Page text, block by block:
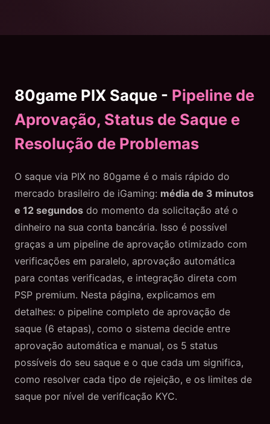
80game PIX Saque - Pipeline de
Aprovação, Status de Saque e
Resolução de Problemas
O saque via PIX no 80game é o mais rápido do
mercado brasileiro de iGaming: média de 3 minutos
e 12 segundos do momento da solicitação até o
dinheiro na sua conta bancária. Isso é possível
graças a um pipeline de aprovação otimizado com
verificações em paralelo, aprovação automática
para contas verificadas, e integração direta com
PSP premium. Nesta página, explicamos em
detalhes: o pipeline completo de aprovação de
saque (6 etapas), como o sistema decide entre
aprovação automática e manual, os 5 status
possíveis do seu saque e o que cada um significa,
como resolver cada tipo de rejeição, e os limites de
saque por nível de verificação KYC.